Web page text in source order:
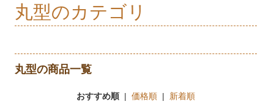
丸型のカテゴリ
丸型の商品一覧
おすすめ順| 価格順| 新着順